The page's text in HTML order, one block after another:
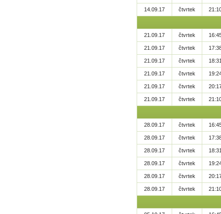
14.09.17 čtvrtek
21.09.17 čtvrtek
21.09.17 čtvrtek
21.09.17 čtvrtek
21.09.17 čtvrtek
21.09.17 čtvrtek
21.09.17 čtvrtek
28.09.17 čtvrtek
28.09.17 čtvrtek
28.09.17 čtvrtek
28.09.17 čtvrtek
28.09.17 čtvrtek
28.09.17 čtvrtek